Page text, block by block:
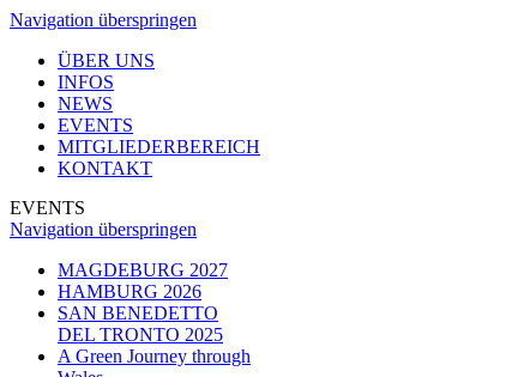
Navigation überspringen
ÜBER UNS
INFOS
NEWS
EVENTS
MITGLIEDERBEREICH
KONTAKT
EVENTS
Navigation überspringen
MAGDEBURG 2027
HAMBURG 2026
SAN BENEDETTO
DEL TRONTO 2025
A Green Journey through